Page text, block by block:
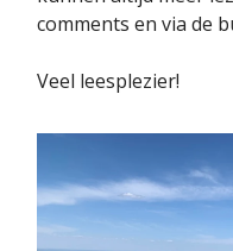
comments en via de
Veel leesplezier!